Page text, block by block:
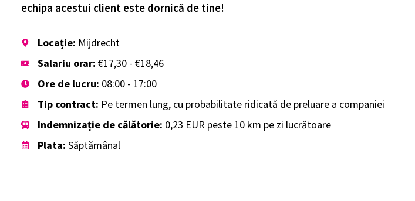
echipa acestui client este dornică de tine!
Locație: Mijdrecht
Salariu orar: €17,30 - €18,46
Ore de lucru: 08:00 - 17:00
Tip contract: Pe termen lung, cu probabilitate ridicată de preluare a companiei
Indemnizație de călătorie: 0,23 EUR peste 10 km pe zi lucrătoare
Plata: Săptămânal